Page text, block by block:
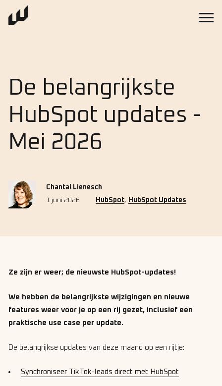
De belangrijkste
HubSpot updates -
Mei 2026
Chantal Lienesch
1 juni 2026
HubSpot, HubSpot Updates
Ze zijn er weer; de nieuwste HubSpot-updates!
We hebben de belangrijkste wijzigingen en nieuwe
features weer voor je op een rij gezet, inclusief een
praktische use case per update.
De belangrijkse updates van deze maand op een rijtje:
Synchroniseer TikTok-leads direct met HubSpot